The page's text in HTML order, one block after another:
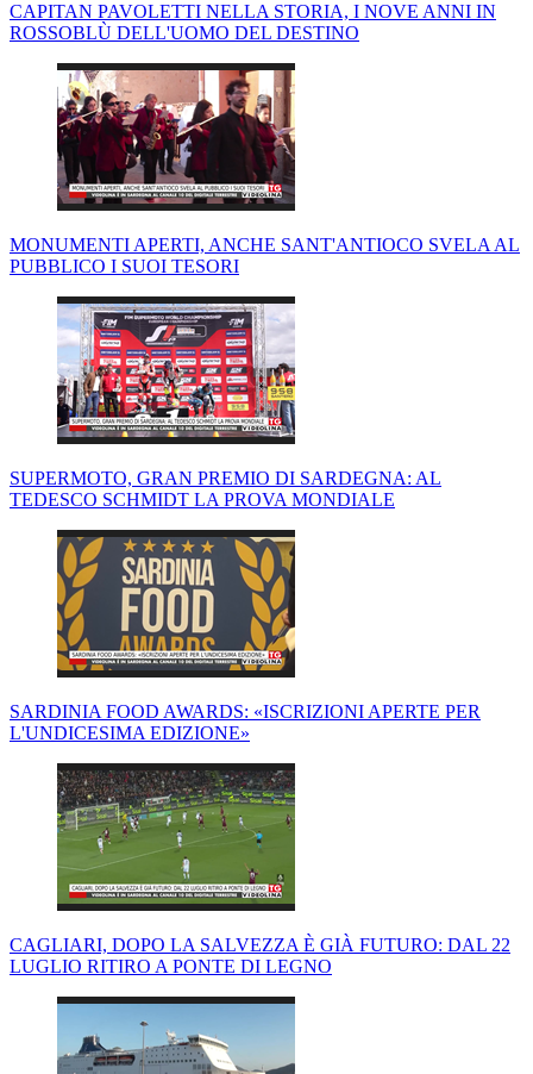
CAPITAN PAVOLETTI NELLA STORIA, I NOVE ANNI IN
ROSSOBLÙ DELL'UOMO DEL DESTINO
MONUMENTI APERTI, ANCHE SANT'ANTIOCO SVELA AL
PUBBLICO I SUOI TESORI
SUPERMOTO, GRAN PREMIO DI SARDEGNA: AL
TEDESCO SCHMIDT LA PROVA MONDIALE
SARDINIA FOOD AWARDS: «ISCRIZIONI APERTE PER
L'UNDICESIMA EDIZIONE»
CAGLIARI, DOPO LA SALVEZZA È GIÀ FUTURO: DAL 22
LUGLIO RITIRO A PONTE DI LEGNO